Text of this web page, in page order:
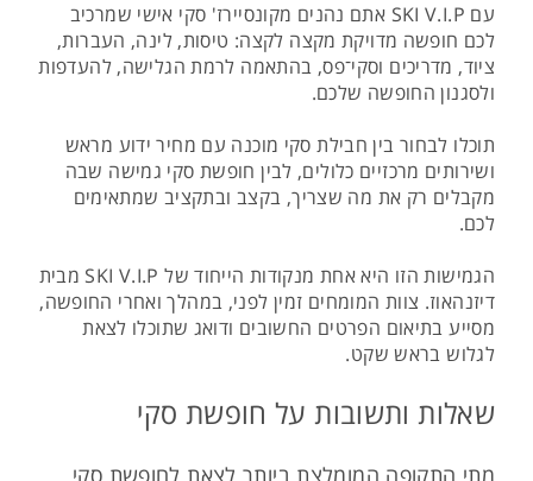
עם SKI V.I.P אתם נהנים מקונסיירז' סקי אישי שמרכיב
לכם חופשה מדויקת מקצה לקצה: טיסות, לינה, העברות,
ציוד, מדריכים וסקי־פס, בהתאמה לרמת הגלישה, להעדפות
ולסגנון החופשה שלכם.
תוכלו לבחור בין חבילת סקי מוכנה עם מחיר ידוע מראש
ושירותים מרכזיים כלולים, לבין חופשת סקי גמישה שבה
מקבלים רק את מה שצריך, בקצב ובתקציב שמתאימים
לכם.
הגמישות הזו היא אחת מנקודות הייחוד של SKI V.I.P מבית
דיזנהאוז. צוות המומחים זמין לפני, במהלך ואחרי החופשה,
מסייע בתיאום הפרטים החשובים ודואג שתוכלו לצאת
לגלוש בראש שקט.
שאלות ותשובות על חופשת סקי
מתי התקופה המומלצת ביותר לצאת לחופשת סקי